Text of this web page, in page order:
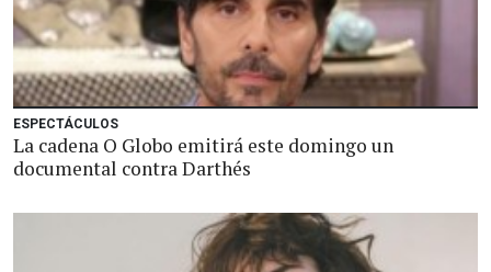
ESPECTÁCULOS
La cadena O Globo emitirá este domingo un
documental contra Darthés